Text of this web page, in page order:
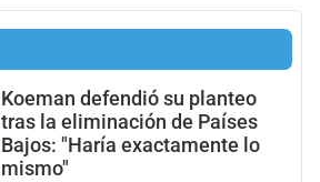
Koeman defendió su planteo
tras la eliminación de Países
Bajos: "Haría exactamente lo
mismo"